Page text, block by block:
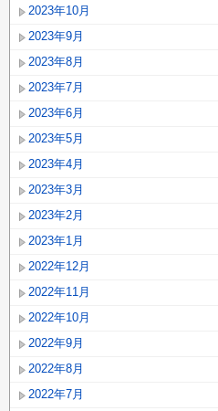
2023年10月
2023年9月
2023年8月
2023年7月
2023年6月
2023年5月
2023年4月
2023年3月
2023年2月
2023年1月
2022年12月
2022年11月
2022年10月
2022年9月
2022年8月
2022年7月